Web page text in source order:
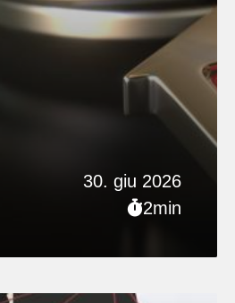
30. giu 2026
2min